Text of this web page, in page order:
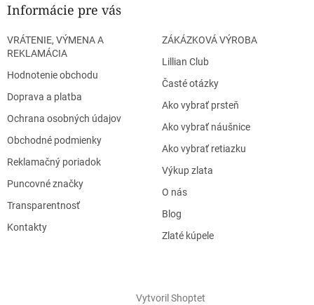
Informácie pre vás
VRÁTENIE, VÝMENA A
REKLAMÁCIA
Hodnotenie obchodu
Doprava a platba
Ochrana osobných údajov
Obchodné podmienky
Reklamačný poriadok
Puncovné značky
Transparentnosť
Kontakty
ZÁKÁZKOVÁ VÝROBA
Lillian Club
Časté otázky
Ako vybrať prsteň
Ako vybrať náušnice
Ako vybrať retiazku
Výkup zlata
O nás
Blog
Zlaté kúpele
Vytvoril Shoptet